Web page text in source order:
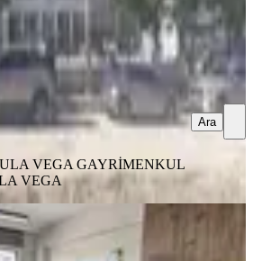
VEGA GAYRİMENKUL
VEGA
Ara
Lagom* Full Lüx Eşyalı
*ofis